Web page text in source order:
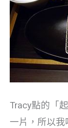
Tracy點的「
一片，所以我